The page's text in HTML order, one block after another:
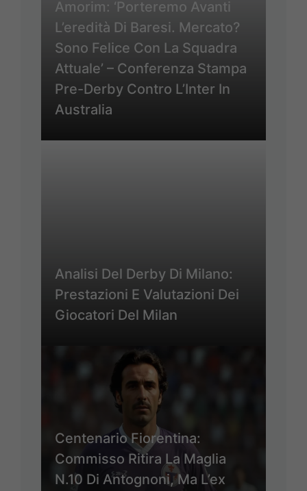
Amorim: ‘Porteremo Avanti
L’eredità Di Baresi. Mercato?
Sono Felice Con La Squadra
Attuale’ – Conferenza Stampa
Pre-Derby Contro L’Inter In
Australia
Analisi Del Derby Di Milano:
Prestazioni E Valutazioni Dei
Giocatori Del Milan
Centenario Fiorentina:
Commisso Ritira La Maglia
N.10 Di Antognoni, Ma L’ex